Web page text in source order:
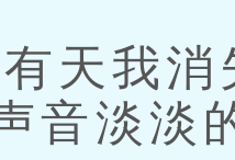
天我消
音淡淡